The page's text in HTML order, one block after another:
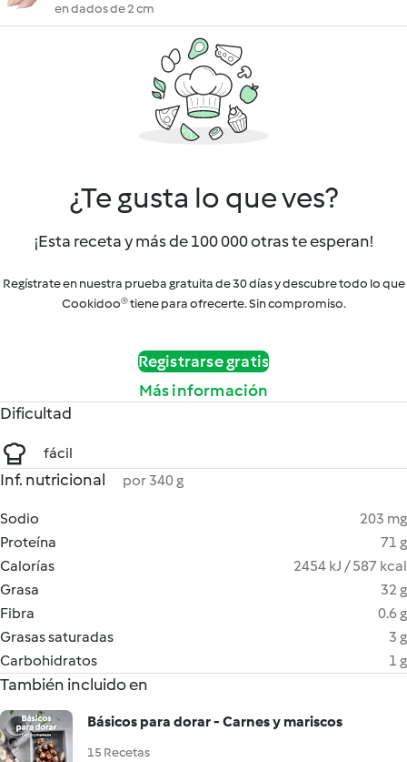
en dados de 2 cm
¿Te gusta lo que ves?
¡Esta receta y más de 100 000 otras te esperan!
Regístrate en nuestra prueba gratuita de 30 días y descubre todo lo que
Cookidoo® tiene para ofrecerte. Sin compromiso.
Registrarse gratis
Más información
Dificultad
fácil
Inf. nutricional por 340 g
Sodio
203 mg
Proteína
71 g
Calorías
2454 kJ / 587 kcal
Grasa
32 g
Fibra
0.6 g
Grasas saturadas
3 g
Carbohidratos
1 g
También incluido en
Básicos para dorar - Carnes y mariscos
15 Recetas